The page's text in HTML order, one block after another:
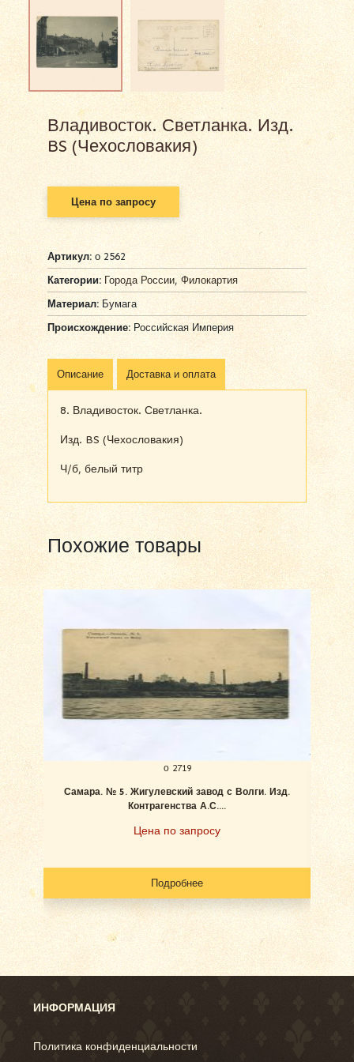
Владивосток. Светланка. Изд.
BS (Чехословакия)
Цена по запросу
Артикул:о 2562
Категории: Города России,Филокартия
Материал:Бумага
Происхождение: Российская Империя
Описание Доставка и оплата
8. Владивосток. Светланка.
Изд. BS (Чехословакия)
Ч/б, белый титр
Похожие товары
о 2719
Самара. № 5. Жигулевский завод с Волги. Изд.
Контрагенства А.С....
Цена по запросу
Подробнее
ИНФОРМАЦИЯ
Политика конфиденциальности